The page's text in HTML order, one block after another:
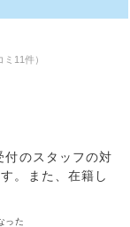
11件）
付のスタッフの対
。また、在籍し
った